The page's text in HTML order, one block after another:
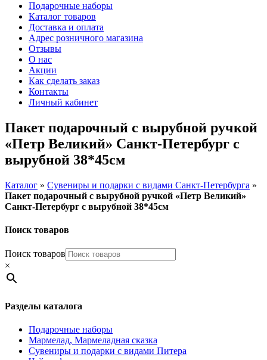
Подарочные наборы
Каталог товаров
Доставка и оплата
Адрес розничного магазина
Отзывы
О нас
Акции
Как сделать заказ
Контакты
Личный кабинет
Пакет подарочный с вырубной ручкой
«Петр Великий» Санкт-Петербург с
вырубной 38*45см
Каталог » Сувениры и подарки с видами Санкт-Петербурга »
Пакет подарочный с вырубной ручкой «Петр Великий»
Санкт-Петербург с вырубной 38*45см
Поиск товаров
Поиск товаров
×
Разделы каталога
Подарочные наборы
Мармелад, Мармеладная сказка
Сувениры и подарки с видами Питера